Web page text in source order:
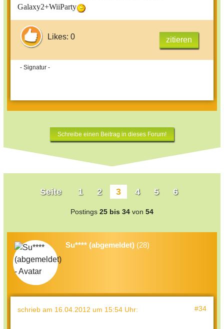
Galaxy2+WiiParty
Likes: 0 zitieren
- Signatur -
Schreibe einen Beitrag in dieses Forum!
Seite 1 2 3 4 5 6
Postings 25 bis 34 von 54
Su**** (abgemeldet) (28)
schrieb am 16.04.2012 um 15:54 Uhr: #34